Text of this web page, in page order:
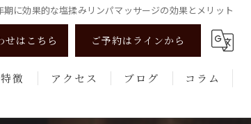
期に効果的な塩揉みリンパマッサージの効果とメリット
せはこちら ご予約はラインから
徴 アクセス ブログ コラム